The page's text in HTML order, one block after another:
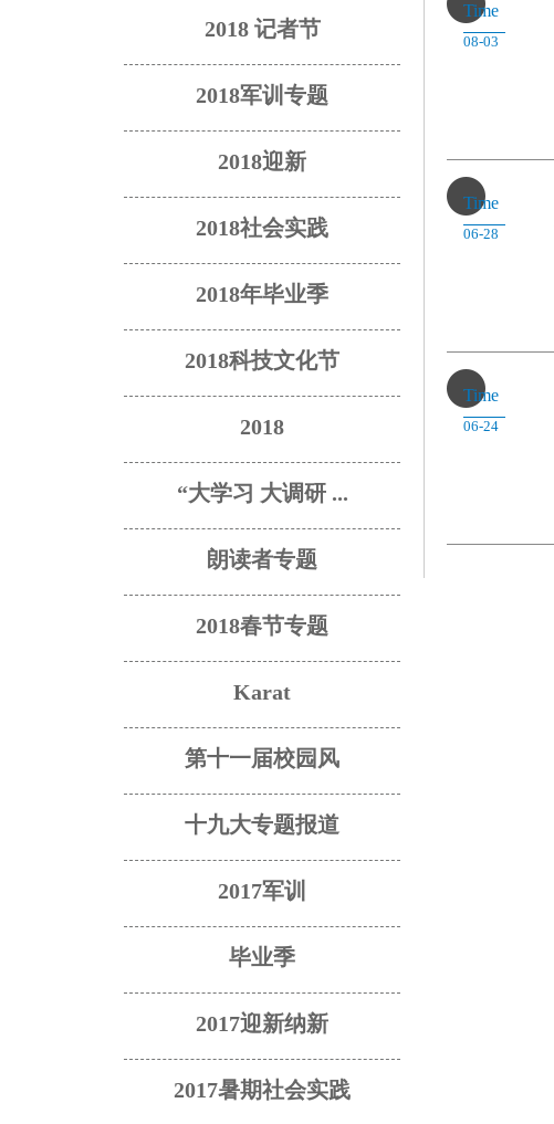
2018 记者节
2018军训专题
2018迎新
2018社会实践
2018年毕业季
2018科技文化节
2018
“大学习 大调研 ...
朗读者专题
2018春节专题
Karat
第十一届校园风
十九大专题报道
2017军训
毕业季
2017迎新纳新
2017暑期社会实践
Time
08-03
Time
06-28
Time
06-24